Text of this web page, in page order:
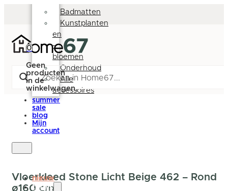
0
Geen
producten
in de
winkelwagen.
Badmatten
Kunstplanten
en
-
bloemen
Onderhoud
Alle
accessoires
summer
sale
blog
Mijn
account
nieuw
tafels
Vloerkleed Stone Licht Beige 462 – Rond
ø160 cm